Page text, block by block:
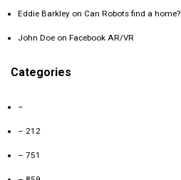
Eddie Barkley on Can Robots find a home?
John Doe on Facebook AR/VR
Categories
–
– 212
– 751